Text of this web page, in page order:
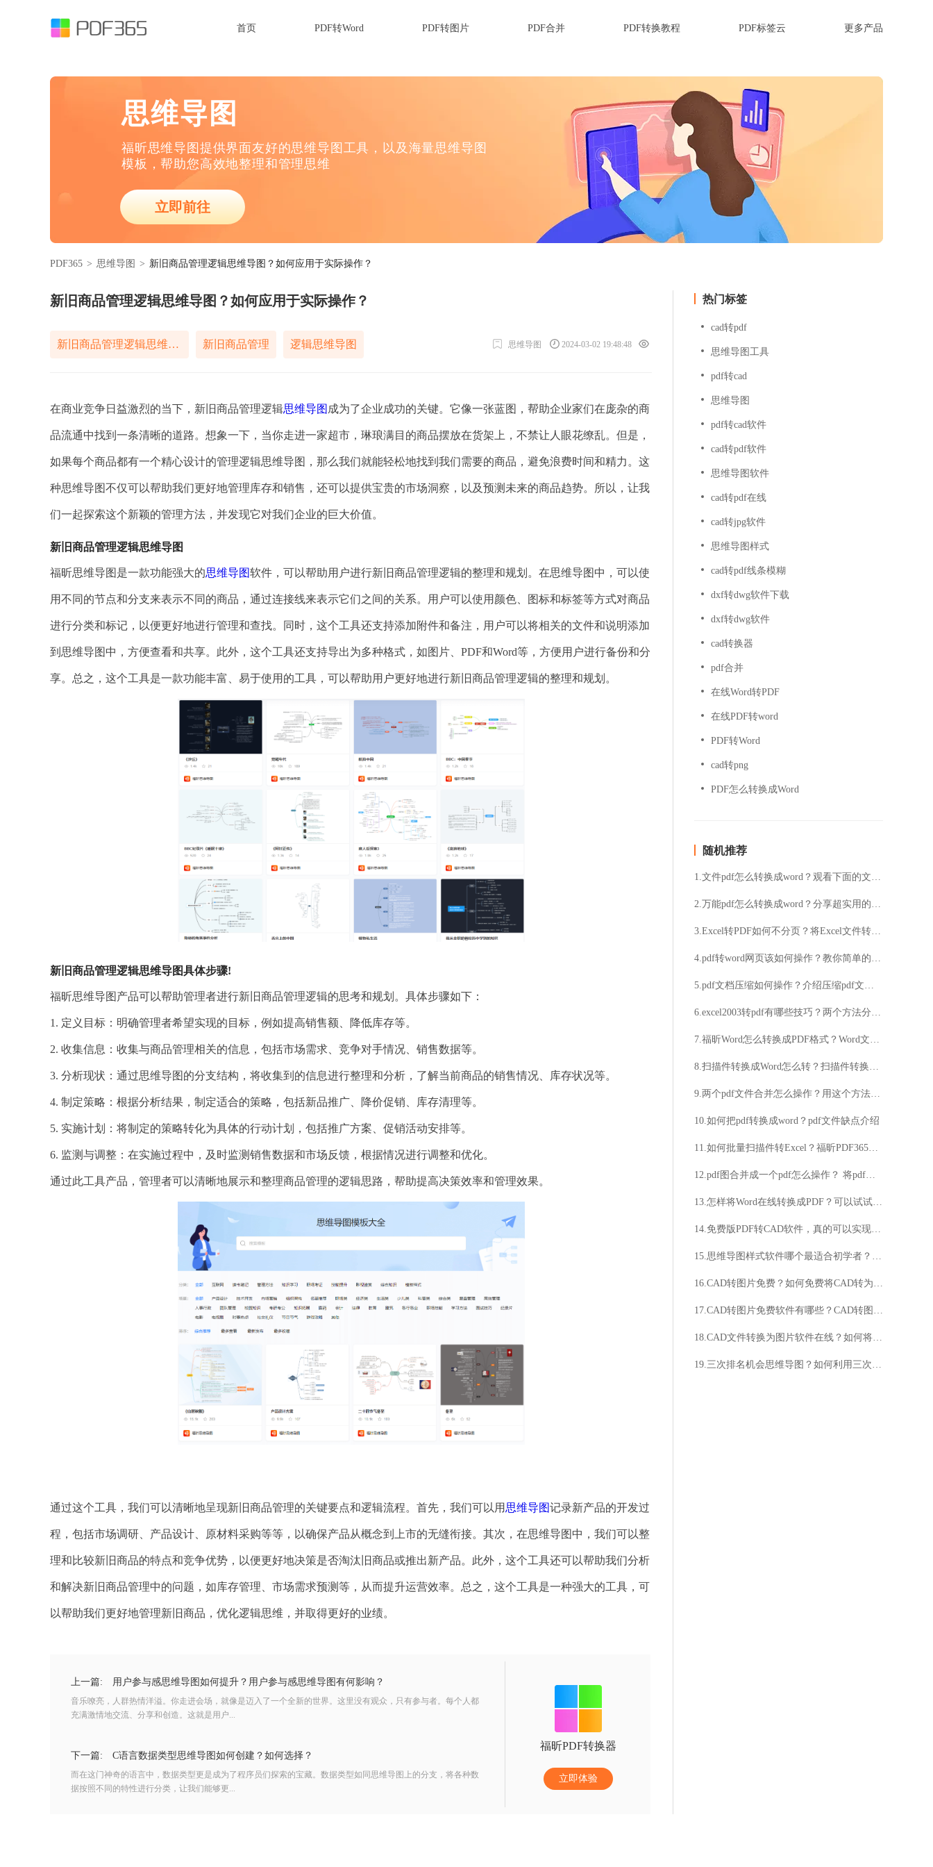
首页 PDF转Word PDF转图片 PDF合并 PDF转换教程 PDF标签云 更多产品
思维导图
福昕思维导图提供界面友好的思维导图工具，以及海量思维导图
模板，帮助您高效地整理和管理思维
立即前往
PDF365 > 思维导图 > 新旧商品管理逻辑思维导图？如何应用于实际操作？
新旧商品管理逻辑思维导图？如何应用于实际操作？
新旧商品管理逻辑思维导图 新旧商品管理 逻辑思维导图 思维导图 2024-03-02 19:48:48
在商业竞争日益激烈的当下，新旧商品管理逻辑思维导图 成为了企业成功的关键。它像一张蓝图，帮助企业家们在庞杂的商
品流通中找到一条清晰的道路。想象一下，当你走进一家超市，琳琅满目的商品摆放在货架上，不禁让人眼花缭乱。但是，
如果每个商品都有一个精心设计的管理逻辑思维导图，那么我们就能轻松地找到我们需要的商品，避免浪费时间和精力。这
种思维导图不仅可以帮助我们更好地管理库存和销售，还可以提供宝贵的市场洞察，以及预测未来的商品趋势。所以，让我
们一起探索这个新颖的管理方法，并发现它对我们企业的巨大价值。
新旧商品管理逻辑思维导图
福昕思维导图是一款功能强大的思维导图软件，可以帮助用户进行新旧商品管理逻辑的整理和规划。在思维导图中，可以使
用不同的节点和分支来表示不同的商品，通过连接线来表示它们之间的关系。用户可以使用颜色、图标和标签等方式对商品
进行分类和标记，以便更好地进行管理和查找。同时，这个工具还支持添加附件和备注，用户可以将相关的文件和说明添加
到思维导图中，方便查看和共享。此外，这个工具还支持导出为多种格式，如图片、PDF和Word等，方便用户进行备份和分
享。总之，这个工具是一款功能丰富、易于使用的工具，可以帮助用户更好地进行新旧商品管理逻辑的整理和规划。
新旧商品管理逻辑思维导图具体步骤!
福昕思维导图产品可以帮助管理者进行新旧商品管理逻辑的思考和规划。具体步骤如下：
1. 定义目标：明确管理者希望实现的目标，例如提高销售额、降低库存等。
2. 收集信息：收集与商品管理相关的信息，包括市场需求、竞争对手情况、销售数据等。
3. 分析现状：通过思维导图的分支结构，将收集到的信息进行整理和分析，了解当前商品的销售情况、库存状况等。
4. 制定策略：根据分析结果，制定适合的策略，包括新品推广、降价促销、库存清理等。
5. 实施计划：将制定的策略转化为具体的行动计划，包括推广方案、促销活动安排等。
6. 监测与调整：在实施过程中，及时监测销售数据和市场反馈，根据情况进行调整和优化。
通过此工具产品，管理者可以清晰地展示和整理商品管理的逻辑思路，帮助提高决策效率和管理效果。
通过这个工具，我们可以清晰地呈现新旧商品管理的关键要点和逻辑流程。首先，我们可以用 思维导图记录新产品的开发过
程，包括市场调研、产品设计、原材料采购等等，以确保产品从概念到上市的无缝衔接。其次，在思维导图中，我们可以整
理和比较新旧商品的特点和竞争优势，以便更好地决策是否淘汰旧商品或推出新产品。此外，这个工具还可以帮助我们分析
和解决新旧商品管理中的问题，如库存管理、市场需求预测等，从而提升运营效率。总之，这个工具是一种强大的工具，可
以帮助我们更好地管理新旧商品，优化逻辑思维，并取得更好的业绩。
上一篇: 用户参与感思维导图如何提升？用户参与感思维导图有何影响？
音乐嘹亮，人群热情洋溢。你走进会场，就像是迈入了一个全新的世界。这里没有观众，只有参与者。每个人都
充满激情地交流、分享和创造。这就是用户...
下一篇: C语言数据类型思维导图如何创建？如何选择？
而在这门神奇的语言中，数据类型更是成为了程序员们探索的宝藏。数据类型如同思维导图上的分支，将各种数
据按照不同的特性进行分类，让我们能够更...
福昕PDF转换器
立即体验
热门标签
cad转pdf
思维导图工具
pdf转cad
思维导图
pdf转cad软件
cad转pdf软件
思维导图软件
cad转pdf在线
cad转jpg软件
思维导图样式
cad转pdf线条模糊
dxf转dwg软件下载
dxf转dwg软件
cad转换器
pdf合并
在线Word转PDF
在线PDF转word
PDF转Word
cad转png
PDF怎么转换成Word
随机推荐
1.文件pdf怎么转换成word？观看下面的文章快速了解
2.万能pdf怎么转换成word？分享超实用的方法
3.Excel转PDF如何不分页？将Excel文件转换为PDF格式的具体方法
4.pdf转word网页该如何操作？教你简单的转换方法
5.pdf文档压缩如何操作？介绍压缩pdf文档的具体步骤
6.excel2003转pdf有哪些技巧？两个方法分享给你
7.福昕Word怎么转换成PDF格式？Word文件转换成PDF格式的具体方法
8.扫描件转换成Word怎么转？扫描件转换成Word详细步骤分享
9.两个pdf文件合并怎么操作？用这个方法简单又高效！
10.如何把pdf转换成word？pdf文件缺点介绍
11.如何批量扫描件转Excel？福昕PDF365帮你实现
12.pdf图合并成一个pdf怎么操作？ 将pdf合并的详细步骤
13.怎样将Word在线转换成PDF？可以试试这个方法
14.免费版PDF转CAD软件，真的可以实现吗？如何找到可靠的免费版PDF转CAD软件？
15.思维导图样式软件哪个最适合初学者？如何选择适合自己的思维导图样式软件？
16.CAD转图片免费？如何免费将CAD转为图片？
17.CAD转图片免费软件有哪些？CAD转图片免费软件如何使用？
18.CAD文件转换为图片软件在线？如何将CAD文件转换为图片软件在线？
19.三次排名机会思维导图？如何利用三次排名机会思维导图？